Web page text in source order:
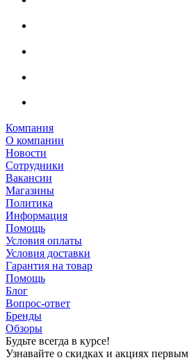
Компания
О компании
Новости
Сотрудники
Вакансии
Магазины
Политика
Информация
Помощь
Условия оплаты
Условия доставки
Гарантия на товар
Помощь
Блог
Вопрос-ответ
Бренды
Обзоры
Будьте всегда в курсе!
Узнавайте о скидках и акциях первым